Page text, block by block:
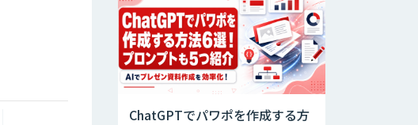
ChatGPTでパワポを作成する方